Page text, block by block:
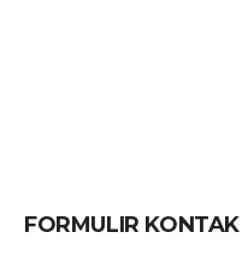
FORMULIR KONTAK